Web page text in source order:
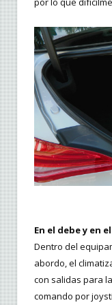
En el debe y en
Dentro del
abordo, el
con salidas para
comando por